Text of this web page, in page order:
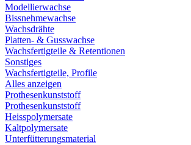
Modellierwachse
Bissnehmewachse
Wachsdrähte
Platten- & Gusswachse
Wachsfertigteile & Retentionen
Sonstiges
Wachsfertigteile, Profile
Alles anzeigen
Prothesenkunststoff
Prothesenkunststoff
Heisspolymersate
Kaltpolymersate
Unterfütterungsmaterial